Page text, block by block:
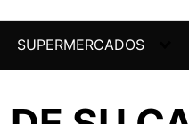
SUPERMERCADOS